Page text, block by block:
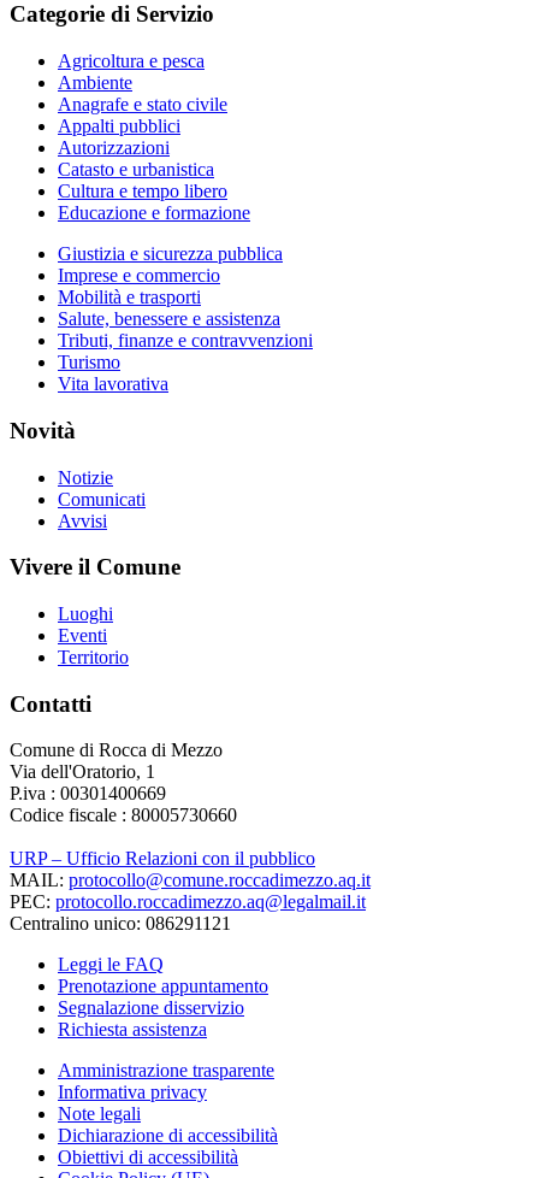
Categorie di Servizio
Agricoltura e pesca
Ambiente
Anagrafe e stato civile
Appalti pubblici
Autorizzazioni
Catasto e urbanistica
Cultura e tempo libero
Educazione e formazione
Giustizia e sicurezza pubblica
Imprese e commercio
Mobilità e trasporti
Salute, benessere e assistenza
Tributi, finanze e contravvenzioni
Turismo
Vita lavorativa
Novità
Notizie
Comunicati
Avvisi
Vivere il Comune
Luoghi
Eventi
Territorio
Contatti
Comune di Rocca di Mezzo
Via dell'Oratorio, 1
P.iva : 00301400669
Codice fiscale : 80005730660
URP – Ufficio Relazioni con il pubblico
MAIL: protocollo@comune.roccadimezzo.aq.it
PEC: protocollo.roccadimezzo.aq@legalmail.it
Centralino unico: 086291121
Leggi le FAQ
Prenotazione appuntamento
Segnalazione disservizio
Richiesta assistenza
Amministrazione trasparente
Informativa privacy
Note legali
Dichiarazione di accessibilità
Obiettivi di accessibilità